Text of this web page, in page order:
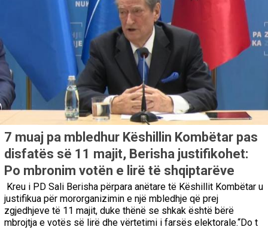
7 muaj pa mbledhur Këshillin Kombëtar pas
disfatës së 11 majit, Berisha justifikohet:
Po mbronim votën e lirë të shqiptarëve
Kreu i PD Sali Berisha përpara anëtare të Këshillit Kombëtar u
justifikua për mororganizimin e një mbledhje që prej
zgjedhjeve të 11 majit, duke thënë se shkak është bërë
mbrojtja e votës së lirë dhe vërtetimi i farsës elektorale.“Do t